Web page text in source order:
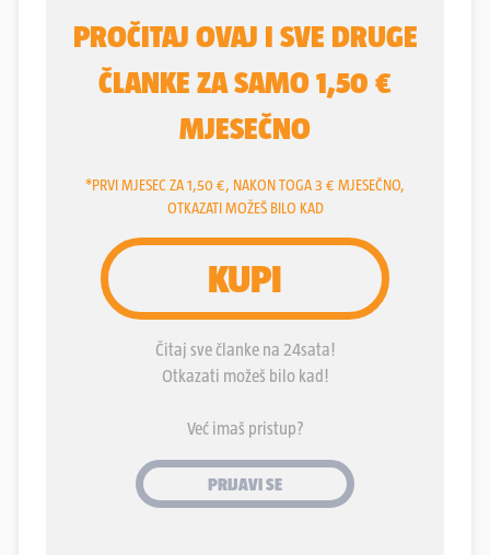
Istra 1961je na domaćem terenu pobijedila
(2-1).